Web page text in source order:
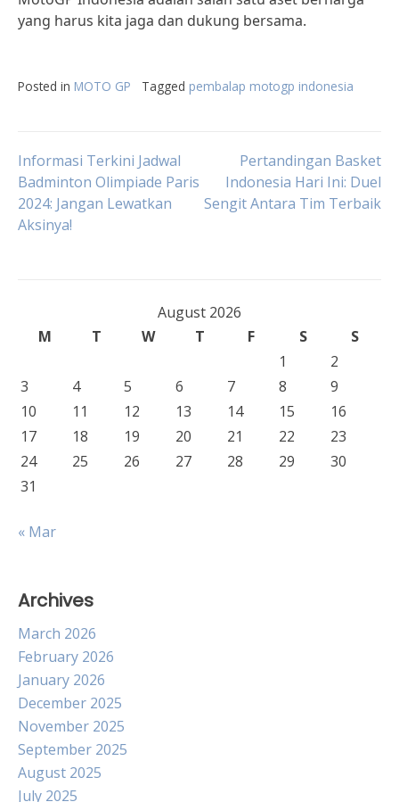
yang harus kita jaga dan dukung bersama.
Posted in MOTO GP Tagged pembalap motogp indonesia
Post
navigation
Informasi Terkini Jadwal
Badminton Olimpiade Paris
2024: Jangan Lewatkan
Aksinya!
Pertandingan Basket
Indonesia Hari Ini: Duel
Sengit Antara Tim Terbaik
August 2026
M
T W T F S
S
1
2
3
4 5 6 7 8
9
10
11 12 13 14 15
16
17
18 19 20 21 22
23
24
25 26 27 28 29
30
31
« Mar
Archives
March 2026
February 2026
January 2026
December 2025
November 2025
September 2025
August 2025
July 2025